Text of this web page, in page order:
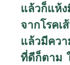
แล้วก็แห้
จากโรค
แล้วมีคว
ที่ดีก็ตาม